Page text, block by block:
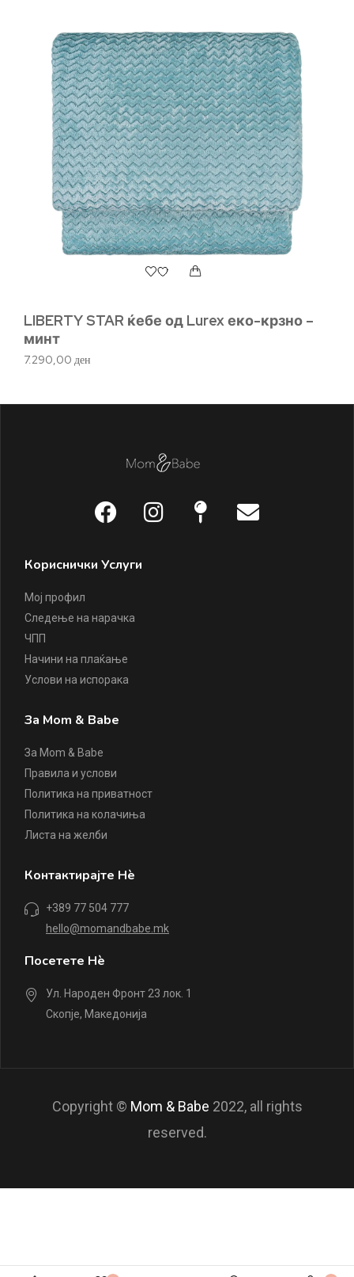
LIBERTY STAR ќебе од Lurex еко-крзно –
минт
7.290,00 ден
Кориснички Услуги
Мој профил
Следење на нарачка
ЧПП
Начини на плаќање
Услови на испорака
За Mom & Babe
За Mom & Babe
Правила и услови
Политика на приватност
Политика на колачиња
Листа на желби
Контактирајте Нè
+389 77 504 777
hello@momandbabe.mk
Посетете Нè
Ул. Народен Фронт 23 лок. 1
Скопје, Македонија
Copyright © Mom & Babe 2022, all rights
reserved.